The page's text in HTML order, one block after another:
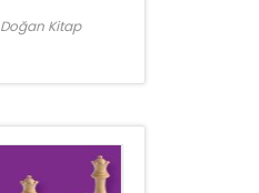
Doğan Kitap